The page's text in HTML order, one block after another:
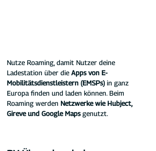
Nutze Roaming, damit Nutzer deine
Ladestation über die Apps von E-
Mobilitätsdienstleistern (EMSPs) in ganz
Europa finden und laden können. Beim
Roaming werden Netzwerke wie Hubject,
Gireve und Google Maps genutzt.